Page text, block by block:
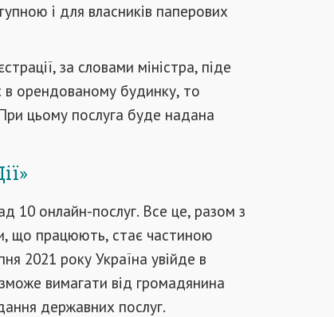
і для власників паперових
за словами міністра, піде
орендованому будинку, то
цьому послуга буде надана
10 онлайн-послуг. Все це, разом з
що працюють, стає частиною
2021 року Україна увійде в
вимагати від громадянина
державних послуг.